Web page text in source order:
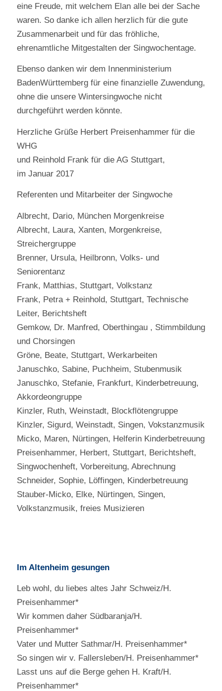
eine Freude, mit welchem Elan alle bei der Sache
waren. So danke ich allen herzlich für die gute
Zusammenarbeit und für das fröhliche,
ehrenamtliche Mitgestalten der Singwochentage.
Ebenso danken wir dem Innenministerium
BadenWürttemberg für eine finanzielle Zuwendung,
ohne die unsere Wintersingwoche nicht
durchgeführt werden könnte.
Herzliche Grüße Herbert Preisenhammer für die
WHG
und Reinhold Frank für die AG Stuttgart,
im Januar 2017
Referenten und Mitarbeiter der Singwoche
Albrecht, Dario, München Morgenkreise
Albrecht, Laura, Xanten, Morgenkreise,
Streichergruppe
Brenner, Ursula, Heilbronn, Volks- und
Seniorentanz
Frank, Matthias, Stuttgart, Volkstanz
Frank, Petra + Reinhold, Stuttgart, Technische
Leiter, Berichtsheft
Gemkow, Dr. Manfred, Oberthingau , Stimmbildung
und Chorsingen
Gröne, Beate, Stuttgart, Werkarbeiten
Januschko, Sabine, Puchheim, Stubenmusik
Januschko, Stefanie, Frankfurt, Kinderbetreuung,
Akkordeongruppe
Kinzler, Ruth, Weinstadt, Blockflötengruppe
Kinzler, Sigurd, Weinstadt, Singen, Vokstanzmusik
Micko, Maren, Nürtingen, Helferin Kinderbetreuung
Preisenhammer, Herbert, Stuttgart, Berichtsheft,
Singwochenheft, Vorbereitung, Abrechnung
Schneider, Sophie, Löffingen, Kinderbetreuung
Stauber-Micko, Elke, Nürtingen, Singen,
Volkstanzmusik, freies Musizieren
Im Altenheim gesungen
Leb wohl, du liebes altes Jahr Schweiz/H.
Preisenhammer*
Wir kommen daher Südbaranja/H.
Preisenhammer*
Vater und Mutter Sathmar/H. Preisenhammer*
So singen wir v. Fallersleben/H. Preisenhammer*
Lasst uns auf die Berge gehen H. Kraft/H.
Preisenhammer*